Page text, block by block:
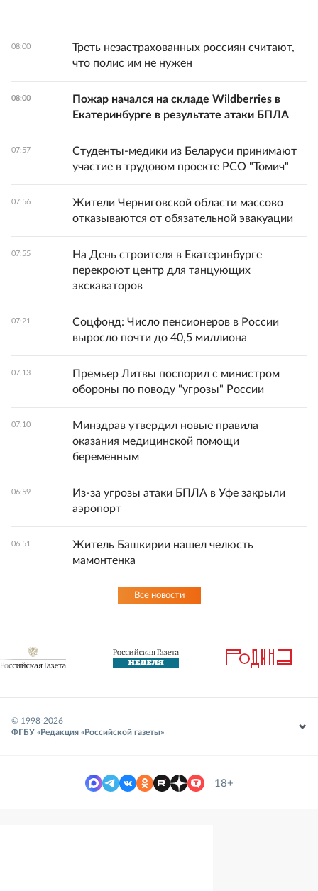
08:00
Треть незастрахованных россиян считают,
что полис им не нужен
08:00
Пожар начался на складе Wildberries в
Екатеринбурге в результате атаки БПЛА
07:57
Студенты-медики из Беларуси принимают
участие в трудовом проекте РСО "Томич"
07:56
Жители Черниговской области массово
отказываются от обязательной эвакуации
07:55
На День строителя в Екатеринбурге
перекроют центр для танцующих
экскаваторов
07:21
Соцфонд: Число пенсионеров в России
выросло почти до 40,5 миллиона
07:13
Премьер Литвы поспорил с министром
обороны по поводу "угрозы" России
07:10
Минздрав утвердил новые правила
оказания медицинской помощи
беременным
06:59
Из-за угрозы атаки БПЛА в Уфе закрыли
аэропорт
06:51
Житель Башкирии нашел челюсть
мамонтенка
Все новости
© 1998-2026
ФГБУ «Редакция «Российской газеты»
18+